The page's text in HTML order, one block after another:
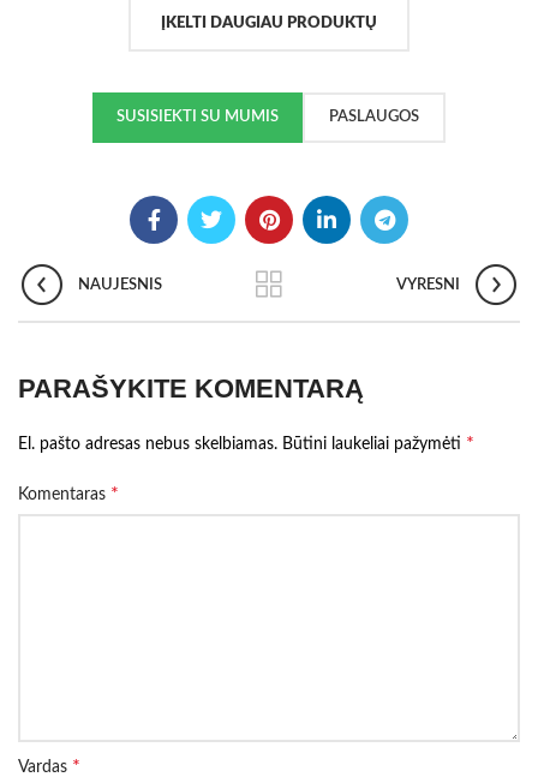
ĮKELTI DAUGIAU PRODUKTŲ
SUSISIEKTI SU MUMIS PASLAUGOS
NAUJESNIS VYRESNI
PARAŠYKITE KOMENTARĄ
El. pašto adresas nebus skelbiamas. Būtini laukeliai pažymėti *
Komentaras *
Vardas *